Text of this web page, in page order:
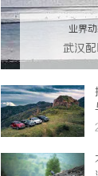
业界
武汉